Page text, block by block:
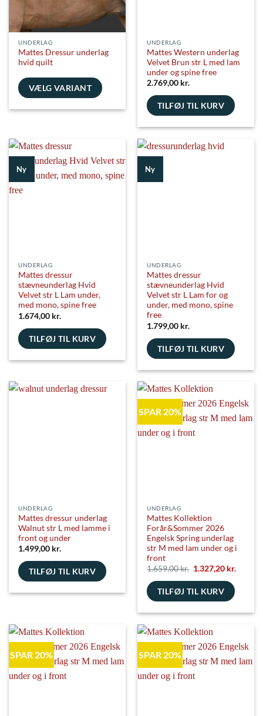
UNDERLAG
Mattes Dressur underlag
hvid quilt
VÆLG VARIANT
flere
Mulighederne
vælges
UNDERLAG
Mattes Western underlag
Velvet Brun str L med lam
under og spine free
2.769,00 kr.
TILFØJ TIL KURV
Ny
UNDERLAG
Mattes dressur
stævneunderlag Hvid
Velvet str L Lam under,
med mono, spine free
1.674,00 kr.
TILFØJ TIL KURV
Ny
UNDERLAG
Mattes dressur
stævneunderlag Hvid
Velvet str L Lam for og
under, med mono, spine
free
1.799,00 kr.
TILFØJ TIL KURV
UNDERLAG
Mattes dressur underlag
Walnut str L med lamme i
front og under
1.499,00 kr.
TILFØJ TIL KURV
SPAR 20%
UNDERLAG
Mattes Kollektion
Forår&Sommer 2026
Engelsk Spring underlag
str M med lam under og i
front
1.659,00kr. Den
oprindelige
pris
var:
1.659,00 kr..
1.327,20 kr.
TILFØJ TIL KURV
SPAR 20% SPAR 20%